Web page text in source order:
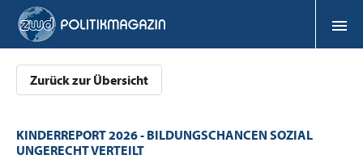
Zurück zur Übersicht
KINDERREPORT 2026 - BILDUNGSCHANCEN SOZIAL
UNGERECHT VERTEILT